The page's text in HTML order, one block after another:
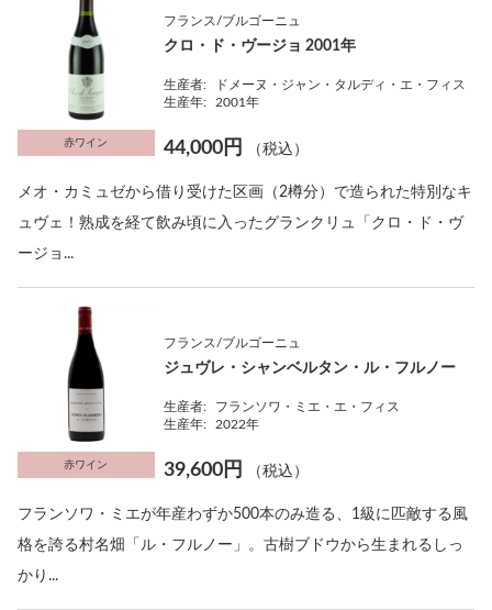
赤ワイン
フランス/ブルゴーニュ
クロ・ド・ヴージョ 2001年
生産者:
ドメーヌ・ジャン・タルディ・エ・フィス
生産年:
2001年
44,000円 （税込）
メオ・カミュゼから借り受けた区画（2樽分）で造られた特別なキ
ュヴェ！熟成を経て飲み頃に入ったグランクリュ「クロ・ド・ヴ
ージョ...
赤ワイン
フランス/ブルゴーニュ
ジュヴレ・シャンベルタン・ル・フルノー
生産者:
フランソワ・ミエ・エ・フィス
生産年:
2022年
39,600円 （税込）
フランソワ・ミエが年産わずか500本のみ造る、1級に匹敵する風
格を誇る村名畑「ル・フルノー」。古樹ブドウから生まれるしっ
かり...